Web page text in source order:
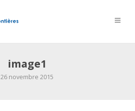
image1
26 novembre 2015